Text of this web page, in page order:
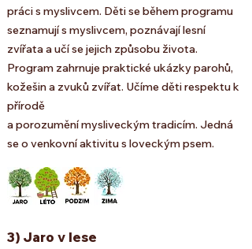
práci s myslivcem. Děti se během programu
seznamují s myslivcem, poznávají lesní
zvířata a učí se jejich způsobu života.
Program zahrnuje praktické ukázky parohů,
kožešin a zvuků zvířat. Učíme děti respektu k
přírodě
a porozumění mysliveckým tradicím. Jedná
se o venkovní aktivitu s loveckým psem.
3) Jaro v lese